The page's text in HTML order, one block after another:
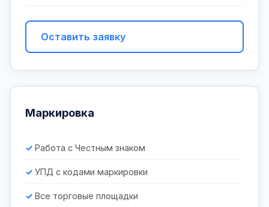
Оставить заявку
Маркировка
Работа с Честным знаком
УПД с кодами маркировки
Все торговые площадки